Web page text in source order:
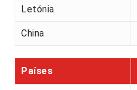
Letónia
China
Países